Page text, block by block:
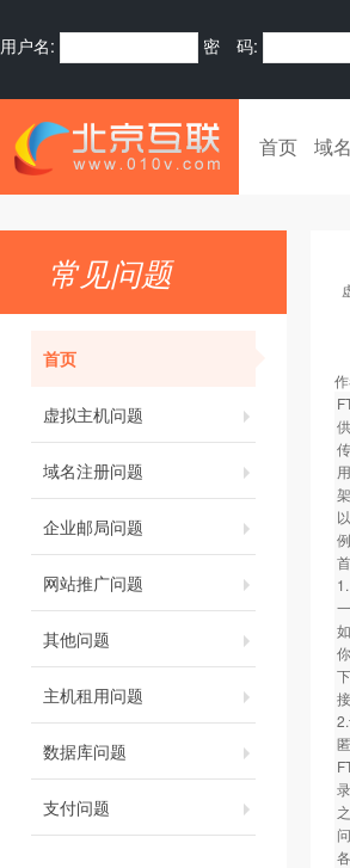
用户名: 密 码:
首页 域
常见问题
首页
虚拟主机问题
域名注册问题
企业邮局问题
网站推广问题
其他问题
主机租用问题
数据库问题
支付问题
作